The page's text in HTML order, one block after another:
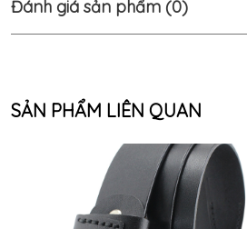
Đánh giá sản phẩm (0)
SẢN PHẨM LIÊN QUAN